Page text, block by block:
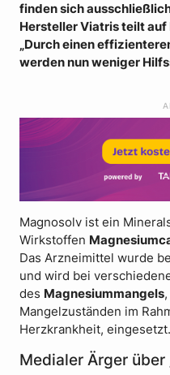
finden sich
Hersteller Viatris teilt auf
„Durch einen
werden nun weniger
Magnosolv ist ein
Wirkstoffen
Das Arzneimittel wurde
und wird bei
des Magnesiummangels
Mangelzuständen im
Herzkrankheit, eingesetzt.
Medialer Ärger über